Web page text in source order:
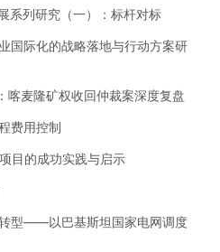
系列研究（一）：标杆对标
国际化的战略落地与行动方案研
喀麦隆矿权收回仲裁案深度复盘
费用控制
目的成功实践与启示
型——以巴基斯坦国家电网调度